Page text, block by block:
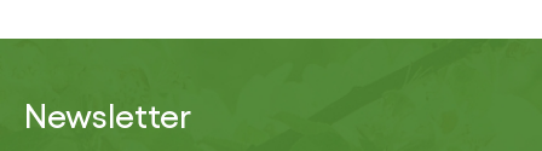
Newsletter